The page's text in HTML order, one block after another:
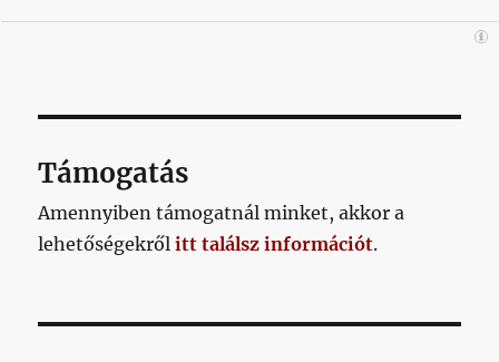
Támogatás
Amennyiben támogatnál minket, akkor a
lehetőségekrőlitt találsz információt.